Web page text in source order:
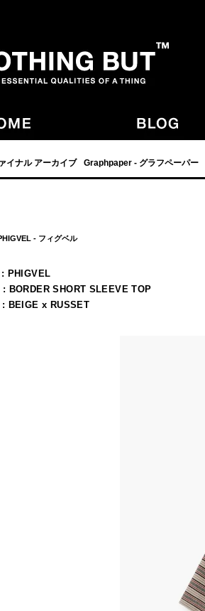
イナル アーカイブ Graphpaper - グラフペーパー
- フィグベル
: PHIGVEL
: BORDER SHORT SLEEVE TOP
: BEIGE x RUSSET